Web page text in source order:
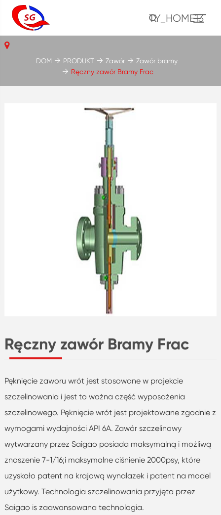
TY_HOME13
Ręczny zawór Bramy Frac
Pęknięcie zaworu wrót jest stosowane w projekcie
szczelinowania i jest to ważna część wyposażenia
szczelinowego. Pęknięcie wrót jest projektowane zgodnie z
wymogami wydajności API 6A. Zawór szczelinowy
wytwarzany przez Saigao posiada maksymalną i możliwą
znoszenie 7-1/16;i maksymalne ciśnienie 2000psy, które
uzyskało patent na krajową wynalazek i patent na model
użytkowy. Technologia szczelinowania przyjęta przez
Saigao is zaawansowana technologia.
DOM PRODUKT Zawór
Zawór bramy
Ręczny zawór Bramy Frac